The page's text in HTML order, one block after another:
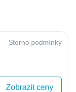
Storno podmínky
Zobrazit ceny